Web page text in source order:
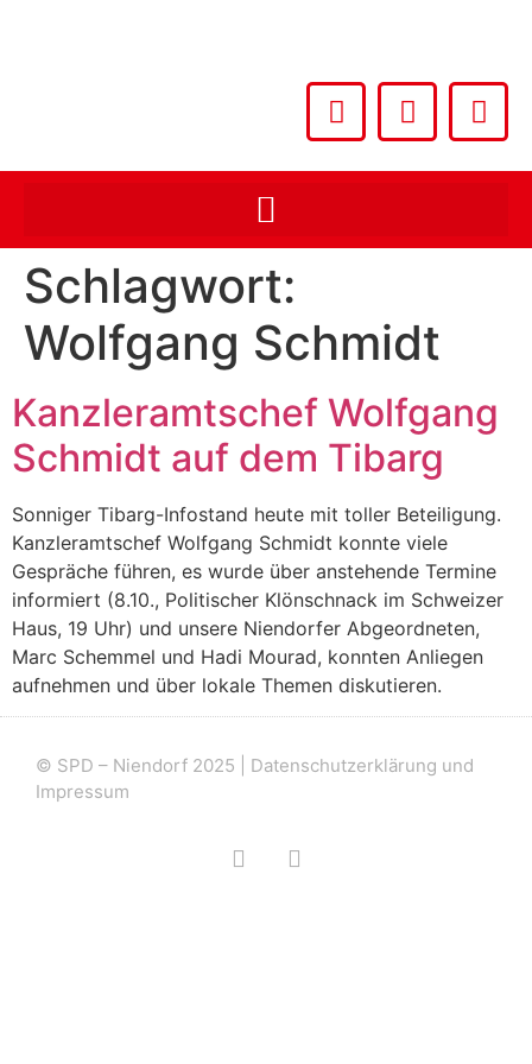
Schlagwort:
Wolfgang Schmidt
Kanzleramtschef Wolfgang
Schmidt auf dem Tibarg
Sonniger Tibarg-Infostand heute mit toller Beteiligung.
Kanzleramtschef Wolfgang Schmidt konnte viele
Gespräche führen, es wurde über anstehende Termine
informiert (8.10., Politischer Klönschnack im Schweizer
Haus, 19 Uhr) und unsere Niendorfer Abgeordneten,
Marc Schemmel und Hadi Mourad, konnten Anliegen
aufnehmen und über lokale Themen diskutieren.
© SPD – Niendorf 2025 | Datenschutzerklärung und
Impressum